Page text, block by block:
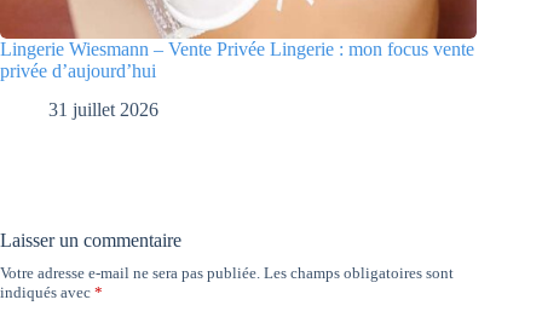
Lingerie Wiesmann – Vente Privée Lingerie : mon focus vente
privée d’aujourd’hui
31 juillet 2026
Laisser un commentaire
Votre adresse e-mail ne sera pas publiée. Les champs obligatoires sont
indiqués avec *